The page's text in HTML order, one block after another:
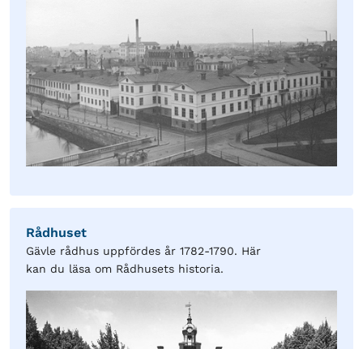
Rådhuset
Gävle rådhus uppfördes år 1782-1790. Här
kan du läsa om Rådhusets historia.